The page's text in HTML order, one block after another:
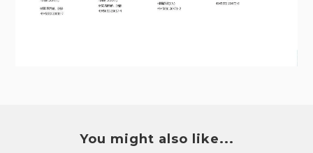
You might also like...